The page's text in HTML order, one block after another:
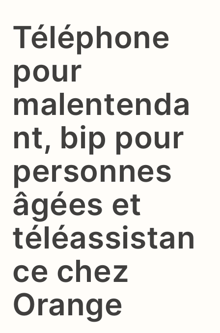
Téléphone
pour
malentenda
nt, bip pour
personnes
âgées et
téléassistan
ce chez
Orange